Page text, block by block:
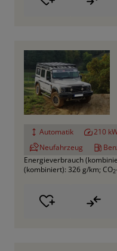
Automatik 210
Neufahrzeug
Energieverbrauch
(kombiniert): 326 g/km; CO2